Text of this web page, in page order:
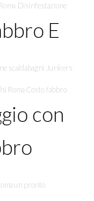
Disinfestazione
E
scaldabagni Junkers
Roma Costo fabbro
con
un pronto